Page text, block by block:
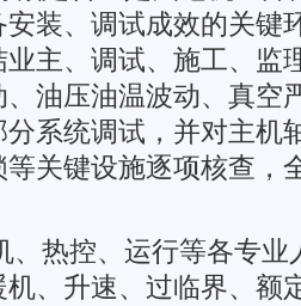
装、调试成效的关键
主、调试、施工、监
油压油温波动、真空
分系统调试，并对主机
关键设施逐项核查，
、热控、运行等各专业
、升速、过临界、额